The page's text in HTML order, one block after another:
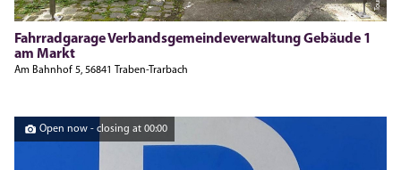
Fahrradgarage Verbandsgemeindeverwaltung Gebäude 1
am Markt
Am Bahnhof 5, 56841 Traben-Trarbach
Open now - closing at 00:00